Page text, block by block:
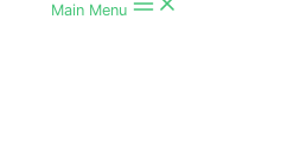
Main Menu